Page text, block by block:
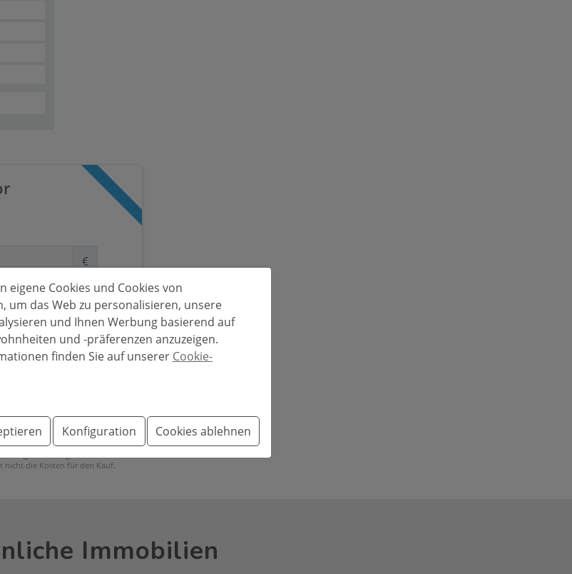
€
Jahre
Das Angebot kann ohne
nicht die Kosten für den Kauf.
Immobilien
eigene Cookies und Cookies von
um das Web zu personalisieren, unsere
und Ihnen Werbung basierend auf
und -präferenzen anzuzeigen.
finden Sie auf unserer Cookie-
Konfiguration Cookies ablehnen